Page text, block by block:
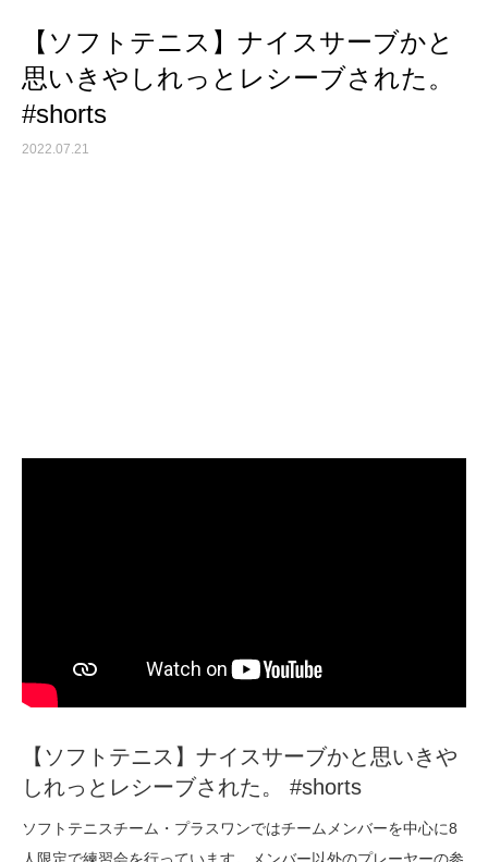
【ソフトテニス】ナイスサーブかと
思いきやしれっとレシーブされた。
#shorts
2022.07.21
【ソフトテニス】ナイスサーブかと思いきや
しれっとレシーブされた。 #shorts
ソフトテニスチーム・プラスワンではチームメンバーを中心に8